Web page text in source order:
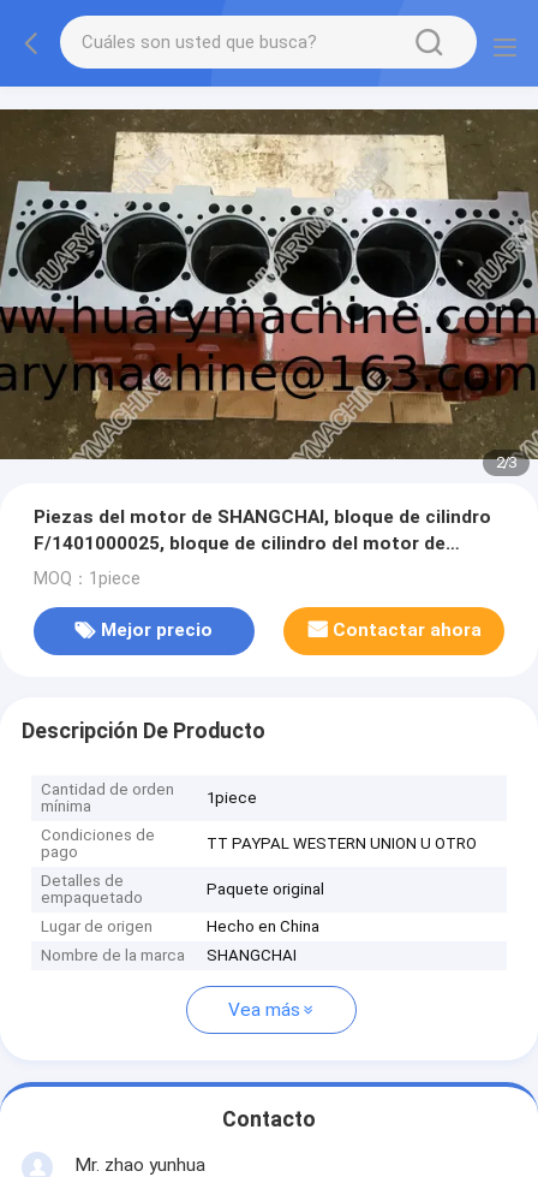
2/3
Piezas del motor de SHANGCHAI, bloque de cilindro
F/1401000025, bloque de cilindro del motor de
D6114B
MOQ：1piece
Mejor precio Contactar ahora
Descripción De Producto
Cantidad de orden
mínima
1piece
Condiciones de
pago
TT PAYPAL WESTERN UNION U OTRO
Detalles de
empaquetado
Paquete original
Lugar de origen
Hecho en China
Nombre de la marca
SHANGCHAI
Vea más
Contacto
Mr. zhao yunhua